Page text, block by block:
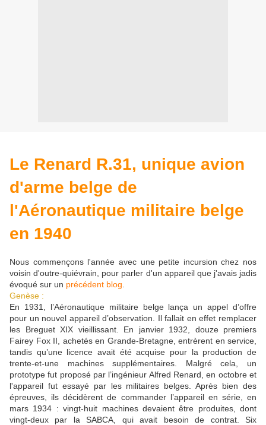
Le Renard R.31, unique avion
d'arme belge de
l'Aéronautique militaire belge
en 1940
Nous commençons l'année avec une petite incursion chez nos
voisin d'outre-quiévrain, pour parler d'un appareil que j'avais jadis
évoqué sur un précédent blog
Genèse :
En 1931, l’Aéronautique militaire belge lança un appel d’offre
pour un nouvel appareil d’observation. Il fallait en effet remplacer
les Breguet XIX vieillissant. En janvier 1932, douze premiers
Fairey Fox II, achetés en Grande-Bretagne, entrèrent en service,
tandis qu’une licence avait été acquise pour la production de
trente-et-une machines supplémentaires. Malgré cela, un
prototype fut proposé par l’ingénieur Alfred Renard, en octobre et
l'appareil fut essayé par les militaires belges. Après bien des
épreuves, ils décidèrent de commander l’appareil en série, en
mars 1934 : vingt-huit machines devaient être produites, dont
vingt-deux par la SABCA, qui avait besoin de contrat. Six